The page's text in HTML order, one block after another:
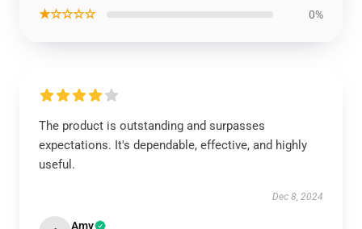
★☆☆☆☆ 0%
The product is outstanding and surpasses
expectations. It's dependable, effective, and highly
useful.
Dec 8, 2024
Amy